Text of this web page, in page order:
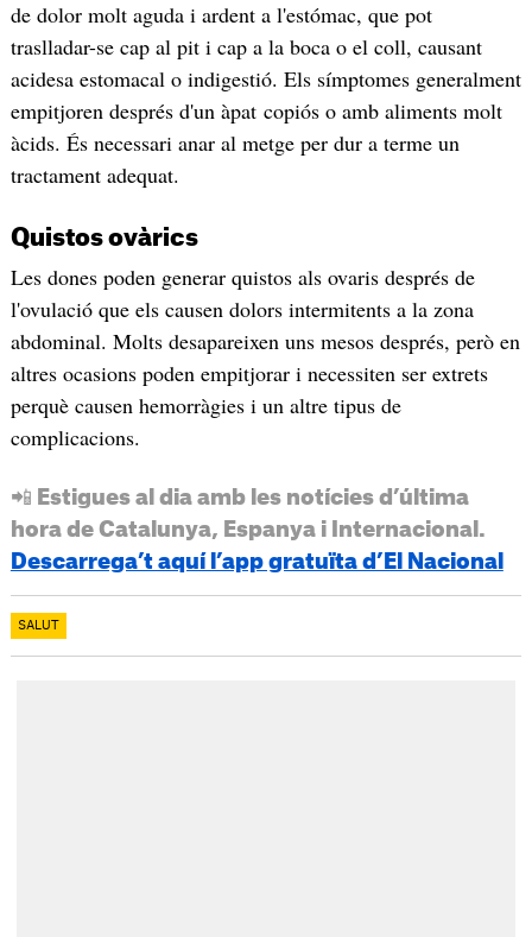
de dolor molt aguda i ardent a l'estómac, que pot
traslladar-se cap al pit i cap a la boca o el coll, causant
acidesa estomacal o indigestió. Els símptomes generalment
empitjoren després d'un àpat copiós o amb aliments molt
àcids. És necessari anar al metge per dur a terme un
tractament adequat.
Quistos ovàrics
Les dones poden generar quistos als ovaris després de
l'ovulació que els causen dolors intermitents a la zona
abdominal. Molts desapareixen uns mesos després, però en
altres ocasions poden empitjorar i necessiten ser extrets
perquè causen hemorràgies i un altre tipus de
complicacions.
📲 Estigues al dia amb les notícies d’última
hora de Catalunya, Espanya i Internacional.
Descarrega’t aquí l’app gratuïta d’El Nacional
SALUT